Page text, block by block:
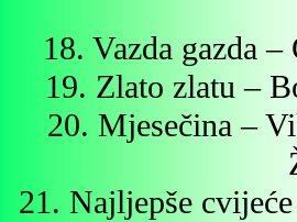
18. Vazda gazda
19. Zlato zlatu –
20. Mjesečina –
21. Najljepše